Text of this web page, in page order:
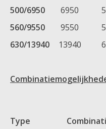
500/6950
6950
560/9550
9550
630/13940
13940
Type